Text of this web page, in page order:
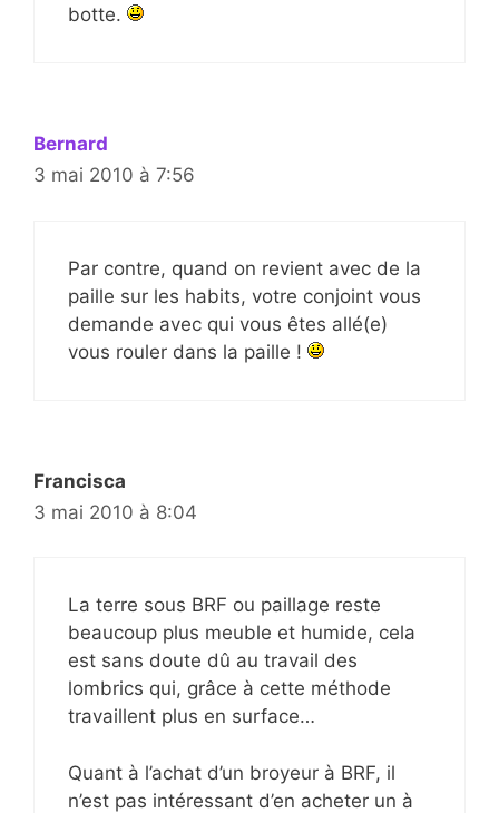
botte.
Bernard
3 mai 2010 à 7:56
Par contre, quand on revient avec de la
paille sur les habits, votre conjoint vous
demande avec qui vous êtes allé(e)
vous rouler dans la paille !
Francisca
3 mai 2010 à 8:04
La terre sous BRF ou paillage reste
beaucoup plus meuble et humide, cela
est sans doute dû au travail des
lombrics qui, grâce à cette méthode
travaillent plus en surface…
Quant à l’achat d’un broyeur à BRF, il
n’est pas intéressant d’en acheter un à